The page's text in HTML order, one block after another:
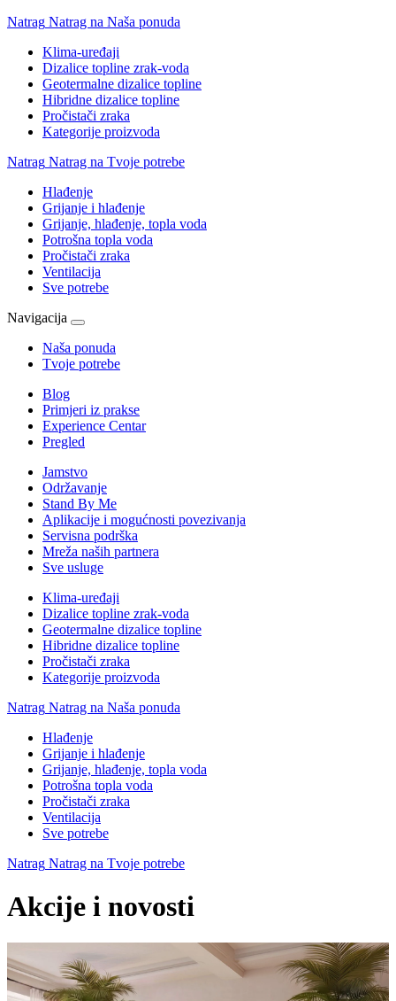
Natrag Natrag na Naša ponuda
Klima-uređaji
Dizalice topline zrak-voda
Geotermalne dizalice topline
Hibridne dizalice topline
Pročistači zraka
Kategorije proizvoda
Natrag Natrag na Tvoje potrebe
Hlađenje
Grijanje i hlađenje
Grijanje, hlađenje, topla voda
Potrošna topla voda
Pročistači zraka
Ventilacija
Sve potrebe
Navigacija
Naša ponuda
Tvoje potrebe
Blog
Primjeri iz prakse
Experience Centar
Pregled
Jamstvo
Održavanje
Stand By Me
Aplikacije i mogućnosti povezivanja
Servisna podrška
Mreža naših partnera
Sve usluge
Klima-uređaji
Dizalice topline zrak-voda
Geotermalne dizalice topline
Hibridne dizalice topline
Pročistači zraka
Kategorije proizvoda
Natrag Natrag na Naša ponuda
Hlađenje
Grijanje i hlađenje
Grijanje, hlađenje, topla voda
Potrošna topla voda
Pročistači zraka
Ventilacija
Sve potrebe
Natrag Natrag na Tvoje potrebe
Akcije i novosti